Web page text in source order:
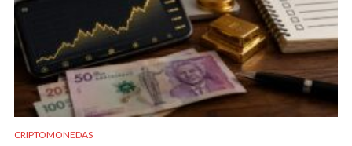
CRIPTOMONEDAS